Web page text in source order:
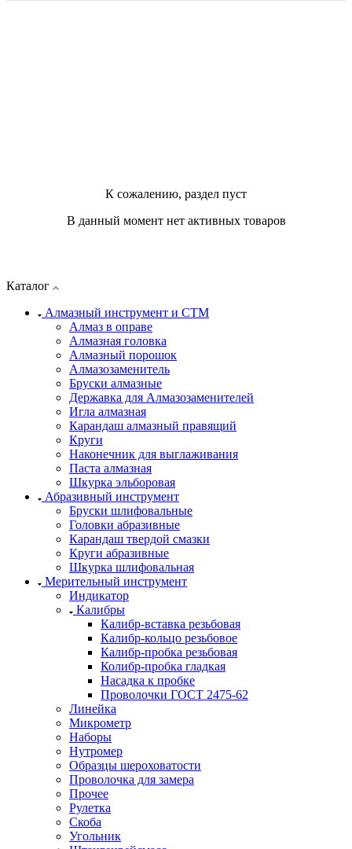
К сожалению, раздел пуст
В данный момент нет активных товаров
Каталог
Алмазный инструмент и СТМ
Алмаз в оправе
Алмазная головка
Алмазный порошок
Алмазозаменитель
Бруски алмазные
Державка для Алмазозаменителей
Игла алмазная
Карандаш алмазный правящий
Круги
Наконечник для выглаживания
Паста алмазная
Шкурка эльборовая
Абразивный инструмент
Бруски шлифовальные
Головки абразивные
Карандаш твердой смазки
Круги абразивные
Шкурка шлифовальная
Мерительный инструмент
Индикатор
Калибры
Калибр-вставка резьбовая
Калибр-кольцо резьбовое
Калибр-пробка резьбовая
Колибр-пробка гладкая
Насадка к пробке
Проволочки ГОСТ 2475-62
Линейка
Микрометр
Наборы
Нутромер
Образцы шероховатости
Проволочка для замера
Прочее
Рулетка
Скоба
Угольник